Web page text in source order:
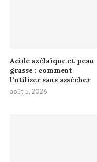
Acide azélaïque et peau
grasse : comment
l’utiliser sans assécher
août 5, 2026